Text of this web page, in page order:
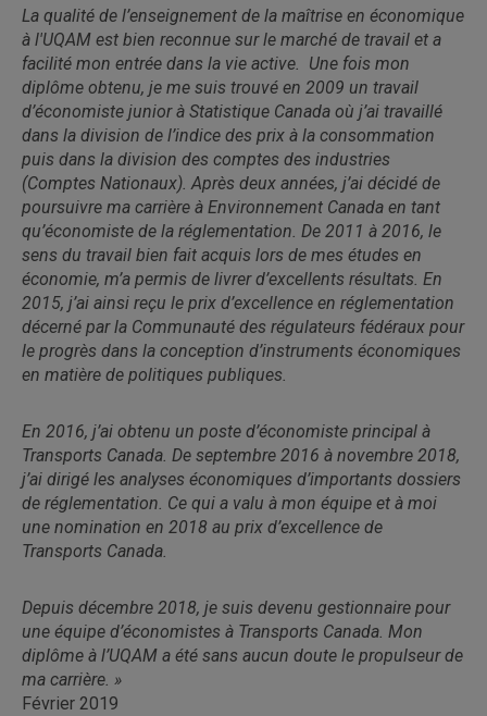
La qualité de l’enseignement de la maîtrise en économique
à l'UQAM est bien reconnue sur le marché de travail et a
facilité mon entrée dans la vie active. Une fois mon
diplôme obtenu, je me suis trouvé en 2009 un travail
d’économiste junior à Statistique Canada où j’ai travaillé
dans la division de l’indice des prix à la consommation
puis dans la division des comptes des industries
(Comptes Nationaux). Après deux années, j’ai décidé de
poursuivre ma carrière à Environnement Canada en tant
qu’économiste de la réglementation. De 2011 à 2016, le
sens du travail bien fait acquis lors de mes études en
économie, m’a permis de livrer d’excellents résultats. En
2015, j’ai ainsi reçu le prix d’excellence en réglementation
décerné par la Communauté des régulateurs fédéraux pour
le progrès dans la conception d’instruments économiques
en matière de politiques publiques.
En 2016, j’ai obtenu un poste d’économiste principal à
Transports Canada. De septembre 2016 à novembre 2018,
j’ai dirigé les analyses économiques d’importants dossiers
de réglementation. Ce qui a valu à mon équipe et à moi
une nomination en 2018 au prix d’excellence de
Transports Canada.
Depuis décembre 2018, je suis devenu gestionnaire pour
une équipe d’économistes à Transports Canada. Mon
diplôme à l’UQAM a été sans aucun doute le propulseur de
ma carrière. »
Février 2019